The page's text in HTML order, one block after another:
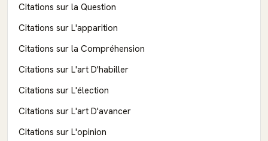
Citations sur la Question
Citations sur L'apparition
Citations sur la Compréhension
Citations sur L'art D'habiller
Citations sur L'élection
Citations sur L'art D'avancer
Citations sur L'opinion